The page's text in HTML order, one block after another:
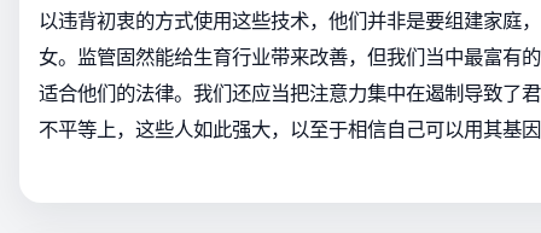
以违背初衷的方式使用这些技术，他们并非是要组建家庭
女。监管固然能给生育行业带来改善，但我们当中最富有
适合他们的法律。我们还应当把注意力集中在遏制导致了
不平等上，这些人如此强大，以至于相信自己可以用其基